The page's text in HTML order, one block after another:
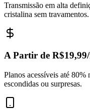
Transmissão em alta
cristalina sem travamentos.
A Partir de R$19,99/
Planos acessíveis até
escondidas ou surpresas.